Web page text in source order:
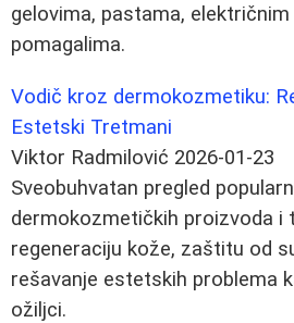
gelovima, pastama,
pomagalima.
Vodič kroz dermokozmetiku:
Estetski Tretmani
Viktor Radmilović 2026-01-23
Sveobuhvatan pregled
dermokozmetičkih proizvoda i
regeneraciju kože, zaštitu od
rešavanje estetskih problema
ožiljci.